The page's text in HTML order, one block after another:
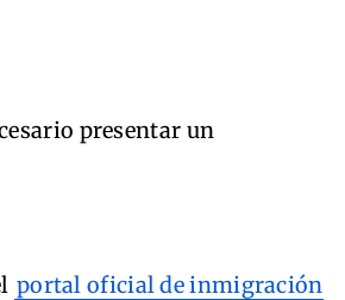
presentar un
portal oficial de inmigración